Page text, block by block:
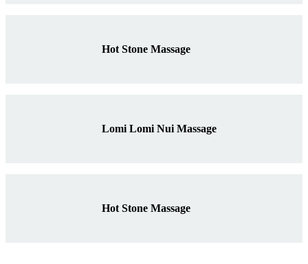
Hot Stone Massage
Lomi Lomi Nui Massage
Hot Stone Massage